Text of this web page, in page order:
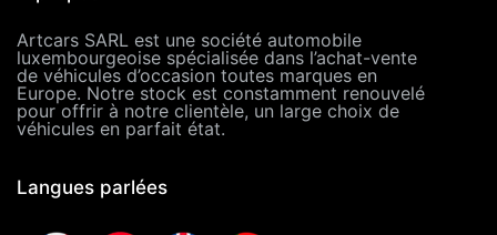
Artcars SARL est une société automobile
luxembourgeoise spécialisée dans l’achat-vente
de véhicules d’occasion toutes marques en
Europe. Notre stock est constamment renouvelé
pour offrir à notre clientèle, un large choix de
véhicules en parfait état.
Langues parlées